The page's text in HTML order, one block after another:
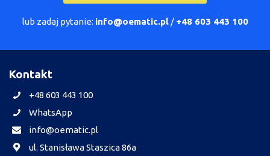
lub zadaj pytanie: info@oematic.pl/ +48 603 443 100
Kontakt
+48 603 443 100
WhatsApp
info@oematic.pl
ul. Stanisława Staszica 86a